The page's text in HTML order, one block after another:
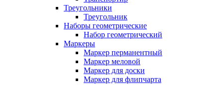
Треугольники
Треугольник
Наборы геометрические
Набор геометрический
Маркеры
Маркер перманентный
Маркер меловой
Маркер для доски
Маркер для флипчарта